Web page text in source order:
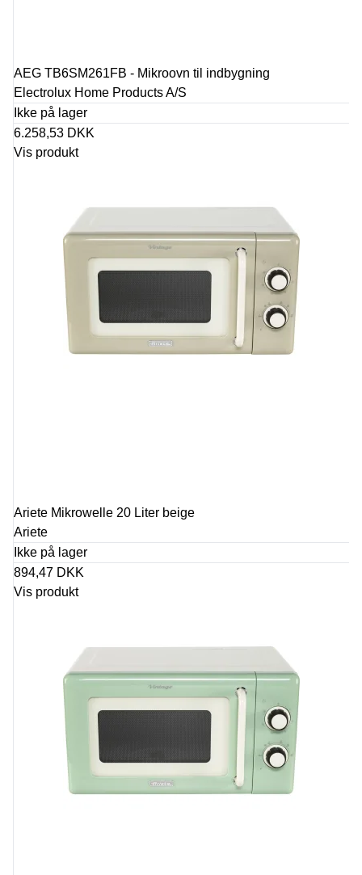
AEG TB6SM261FB - Mikroovn til indbygning
Electrolux Home Products A/S
Ikke på lager
6.258,53 DKK
Vis produkt
Ariete Mikrowelle 20 Liter beige
Ariete
Ikke på lager
894,47 DKK
Vis produkt